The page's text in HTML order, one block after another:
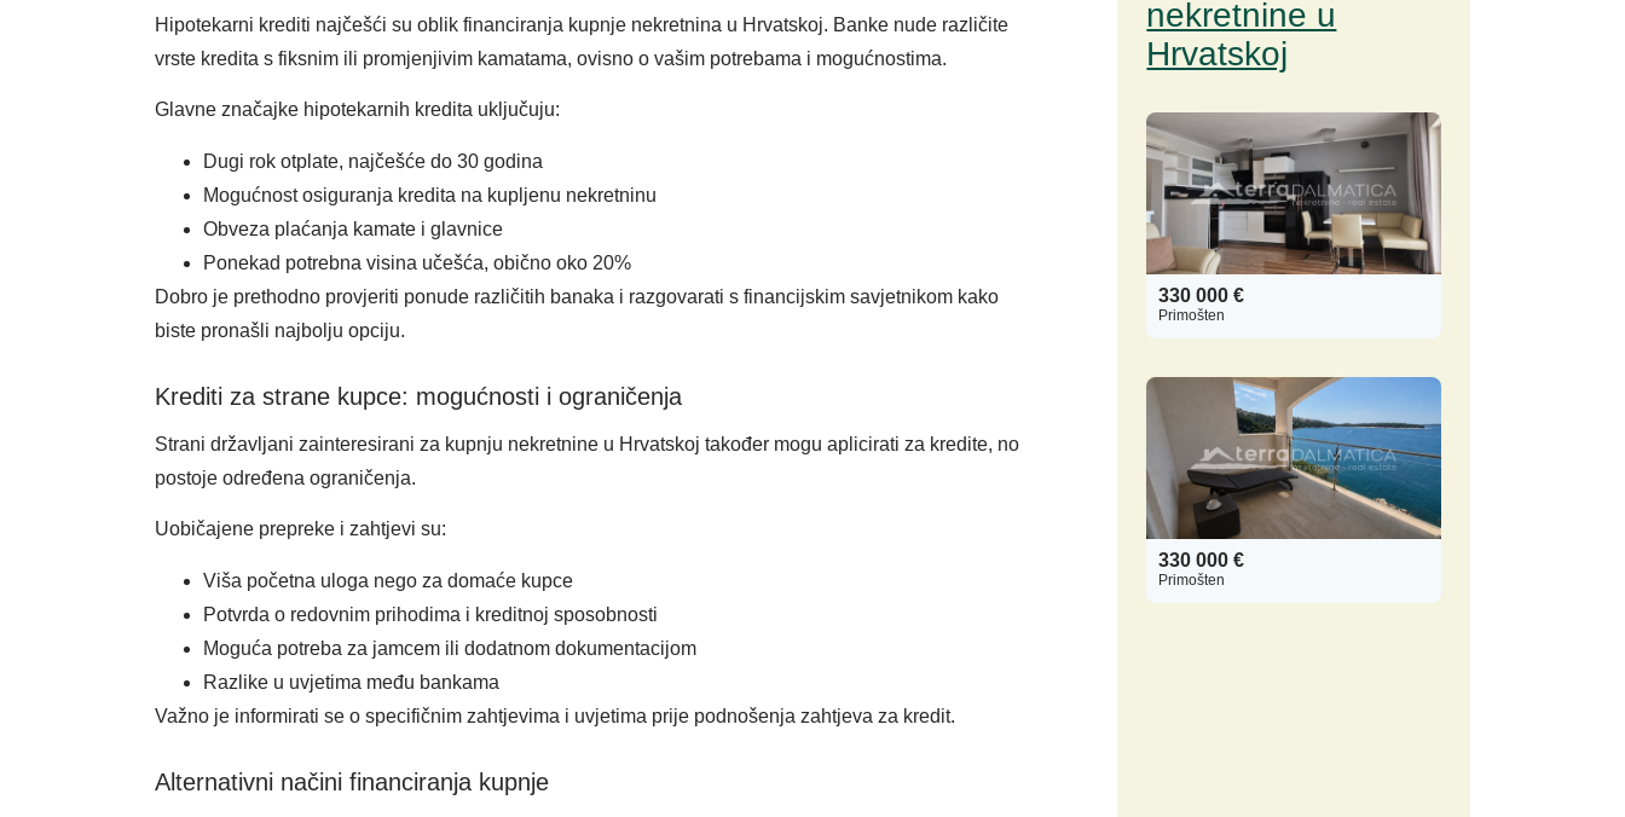
Hipotekarni krediti najčešći su oblik financiranja kupnje nekretnina u Hrvatskoj. Banke nude različite
vrste kredita s fiksnim ili promjenjivim kamatama, ovisno o vašim potrebama i mogućnostima.
Glavne značajke hipotekarnih kredita uključuju:
Dugi rok otplate, najčešće do 30 godina
Mogućnost osiguranja kredita na kupljenu nekretninu
Obveza plaćanja kamate i glavnice
Ponekad potrebna visina učešća, obično oko 20%
Dobro je prethodno provjeriti ponude različitih banaka i razgovarati s financijskim savjetnikom kako
biste pronašli najbolju opciju.
Krediti za strane kupce: mogućnosti i ograničenja
Strani državljani zainteresirani za kupnju nekretnine u Hrvatskoj također mogu aplicirati za kredite, no
postoje određena ograničenja.
Uobičajene prepreke i zahtjevi su:
Viša početna uloga nego za domaće kupce
Potvrda o redovnim prihodima i kreditnoj sposobnosti
Moguća potreba za jamcem ili dodatnom dokumentacijom
Razlike u uvjetima među bankama
Važno je informirati se o specifičnim zahtjevima i uvjetima prije podnošenja zahtjeva za kredit.
Alternativni načini financiranja kupnje
nekretnine u
Hrvatskoj
330 000 €
Primošten
330 000 €
Primošten